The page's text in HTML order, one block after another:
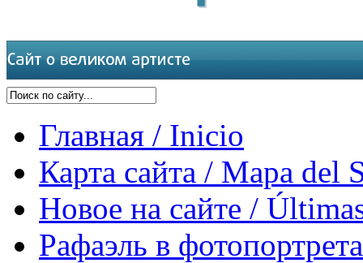
Главная / Inicio
Карта сайта / Mapa del
Новое на сайте /
Рафаэль в